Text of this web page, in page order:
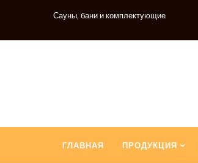
Сауны, бани и комплектующие
ГЛАВНАЯ ПРОДУКЦИЯ